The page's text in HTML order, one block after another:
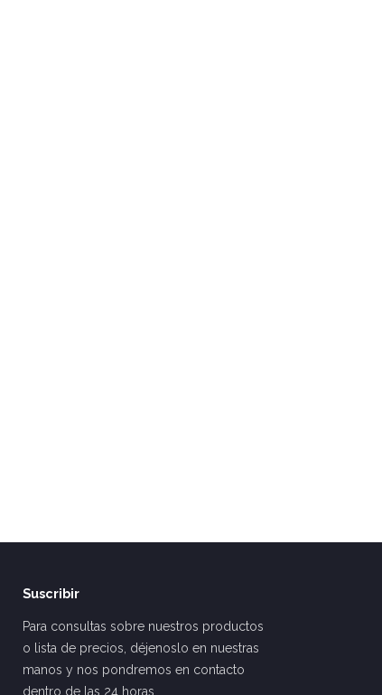
Suscribir
Para consultas sobre nuestros productos
o lista de precios, déjenoslo en nuestras
manos y nos pondremos en contacto
dentro de las 24 horas.